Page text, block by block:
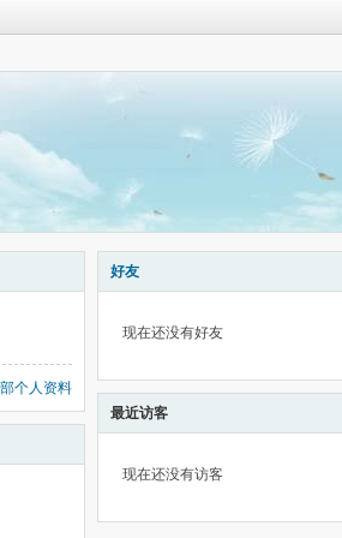
个人资料
好友
现在还没有好友
最近访客
现在还没有访客